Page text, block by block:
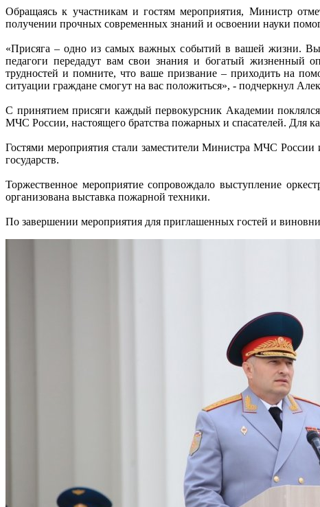
Обращаясь к участникам и гостям мероприятия, Министр
получении прочных современных знаний и освоении науки
«Присяга – одно из самых важных событий в вашей жизни.
педагоги передадут вам свои знания и богатый жизненный
трудностей и помните, что ваше призвание – приходить на
ситуации граждане смогут на вас положиться», - подчеркнул
С принятием присяги каждый первокурсник Академии
МЧС России, настоящего братства пожарных и спасателей. Для
Гостями мероприятия стали заместители Министра МЧС России
государств.
Торжественное мероприятие сопровождало выступление
организована выставка пожарной техники.
По завершении мероприятия для приглашенных гостей и